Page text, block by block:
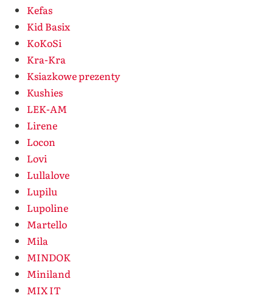
Kefas
Kid Basix
KoKoSi
Kra-Kra
Ksiazkowe prezenty
Kushies
LEK-AM
Lirene
Locon
Lovi
Lullalove
Lupilu
Lupoline
Martello
Mila
MINDOK
Miniland
MIX IT